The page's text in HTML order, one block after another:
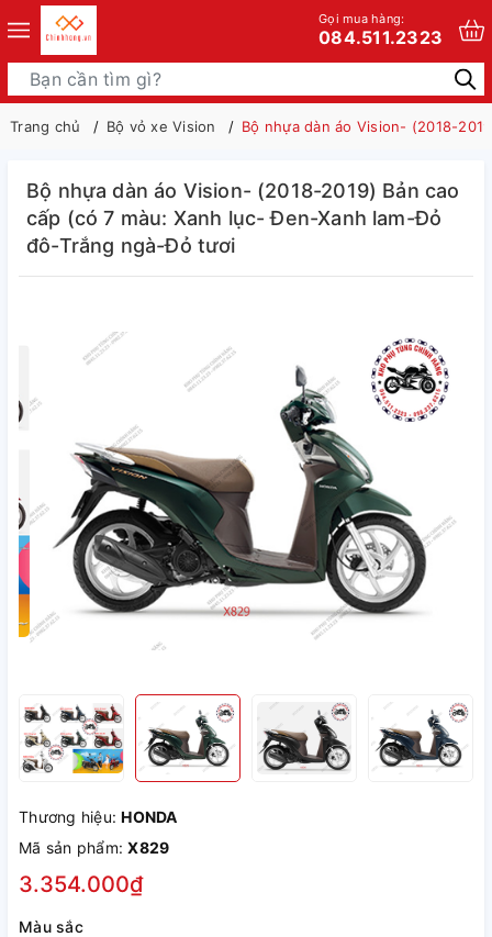
Gọi mua hàng:
084.511.2323
Trang chủ Bộ vỏ xe Vision Bộ nhựa dàn áo Vision- (2018-
Bộ nhựa dàn áo Vision- (2018-2019) Bản cao
cấp (có 7 màu: Xanh lục- Đen-Xanh lam-Đỏ
đô-Trắng ngà-Đỏ tươi
Thương hiệu:HONDA
Mã sản phẩm:X829
3.354.000₫
Màu sắc